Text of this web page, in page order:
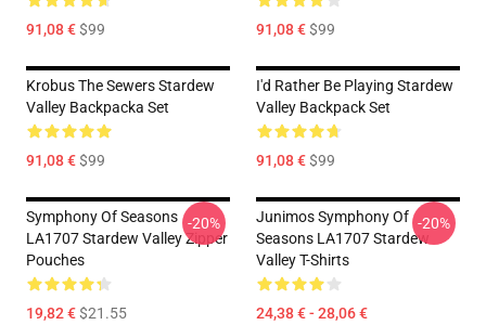
91,08 €$99 91,08 €$99
Krobus The Sewers Stardew
Valley Backpacka Set
91,08 €$99
I'd Rather Be Playing Stardew
Valley Backpack Set
91,08 €$99
Symphony Of Seasons
LA1707 Stardew Valley Zipper
Pouches
19,82 €$21.55
-20%
Junimos Symphony Of
Seasons LA1707 Stardew
Valley T-Shirts
24,38 € - 28,06 €
-20%